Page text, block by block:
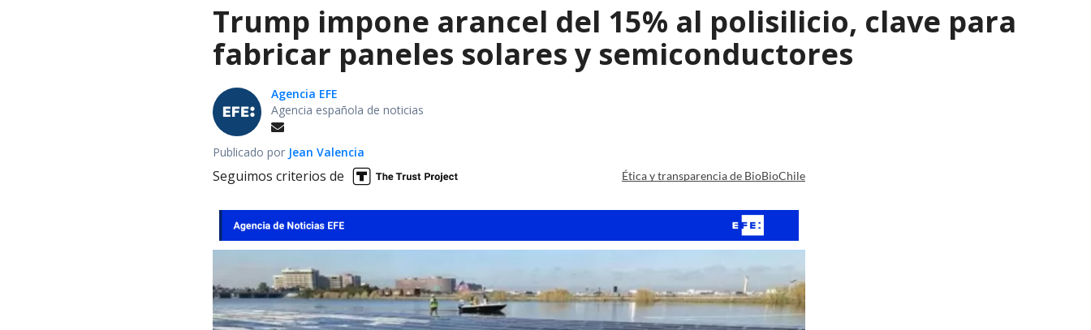
Trump impone arancel del 15% al polisilicio, clave para
fabricar paneles solares y semiconductores
Agencia EFE
Agencia española de noticias
Publicado por Jean Valencia
Seguimos criterios de Ética y transparencia de BioBioChile